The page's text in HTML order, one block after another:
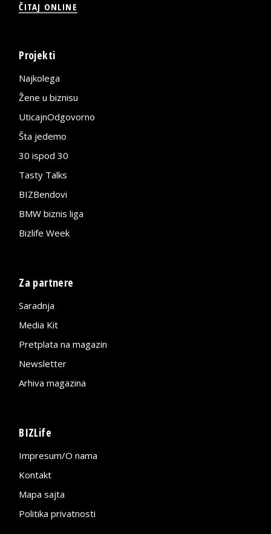
ČITAJ ONLINE
Projekti
Najkolega
Žene u biznisu
UticajnOdgovorno
Šta jedemo
30 ispod 30
Tasty Talks
BIZBendovi
BMW biznis liga
Bizlife Week
Za partnere
Saradnja
Media Kit
Pretplata na magazin
Newsletter
Arhiva magazina
BIZLife
Impresum/O nama
Kontakt
Mapa sajta
Politika privatnosti